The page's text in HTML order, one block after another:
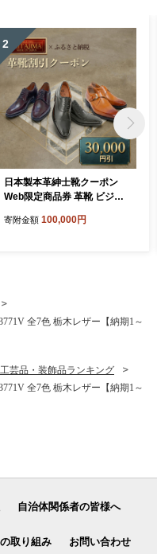
2
日本製本革紳士靴クーポン
Web限定商品券 革靴 ビジネ
北嶋製靴工業所 KITAJIMA
寄附金額 100,000円
全7色 栃木レザー【納期1～
工芸品・装飾品ランキング
全7色 栃木レザー【納期1～
自治体関係者の皆様へ
取り組み お問い合わせ